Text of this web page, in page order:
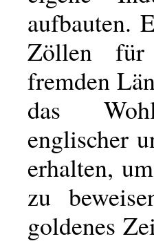
aufbauten.
Zöllen für
fremden
das
englischer
erhalten,
zu
goldenes